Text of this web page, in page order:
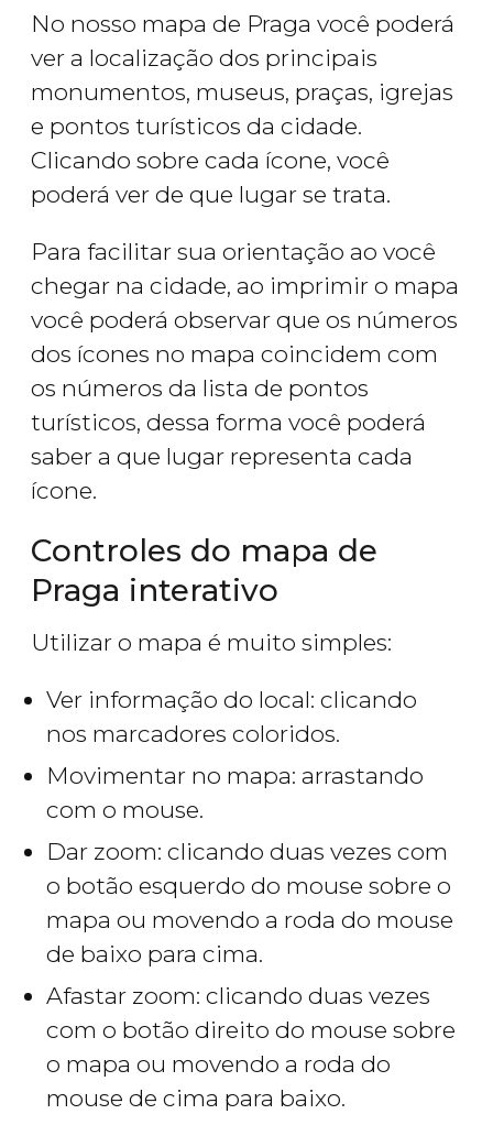
No nosso mapa de Praga você poderá
ver a localização dos principais
monumentos, museus, praças, igrejas
e pontos turísticos da cidade.
Clicando sobre cada ícone, você
poderá ver de que lugar se trata.
Para facilitar sua orientação ao você
chegar na cidade, ao imprimir o mapa
você poderá observar que os números
dos ícones no mapa coincidem com
os números da lista de pontos
turísticos, dessa forma você poderá
saber a que lugar representa cada
ícone.
Controles do mapa de
Praga interativo
Utilizar o mapa é muito simples:
Ver informação do local: clicando
nos marcadores coloridos.
Movimentar no mapa: arrastando
com o mouse.
Dar zoom: clicando duas vezes com
o botão esquerdo do mouse sobre o
mapa ou movendo a roda do mouse
de baixo para cima.
Afastar zoom: clicando duas vezes
com o botão direito do mouse sobre
o mapa ou movendo a roda do
mouse de cima para baixo.